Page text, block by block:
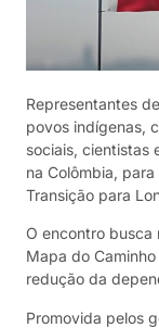
Representantes
povos indígenas,
sociais, cientistas
na Colômbia,
Transição para
O encontro busca
Mapa do
redução da
Promovida pelos